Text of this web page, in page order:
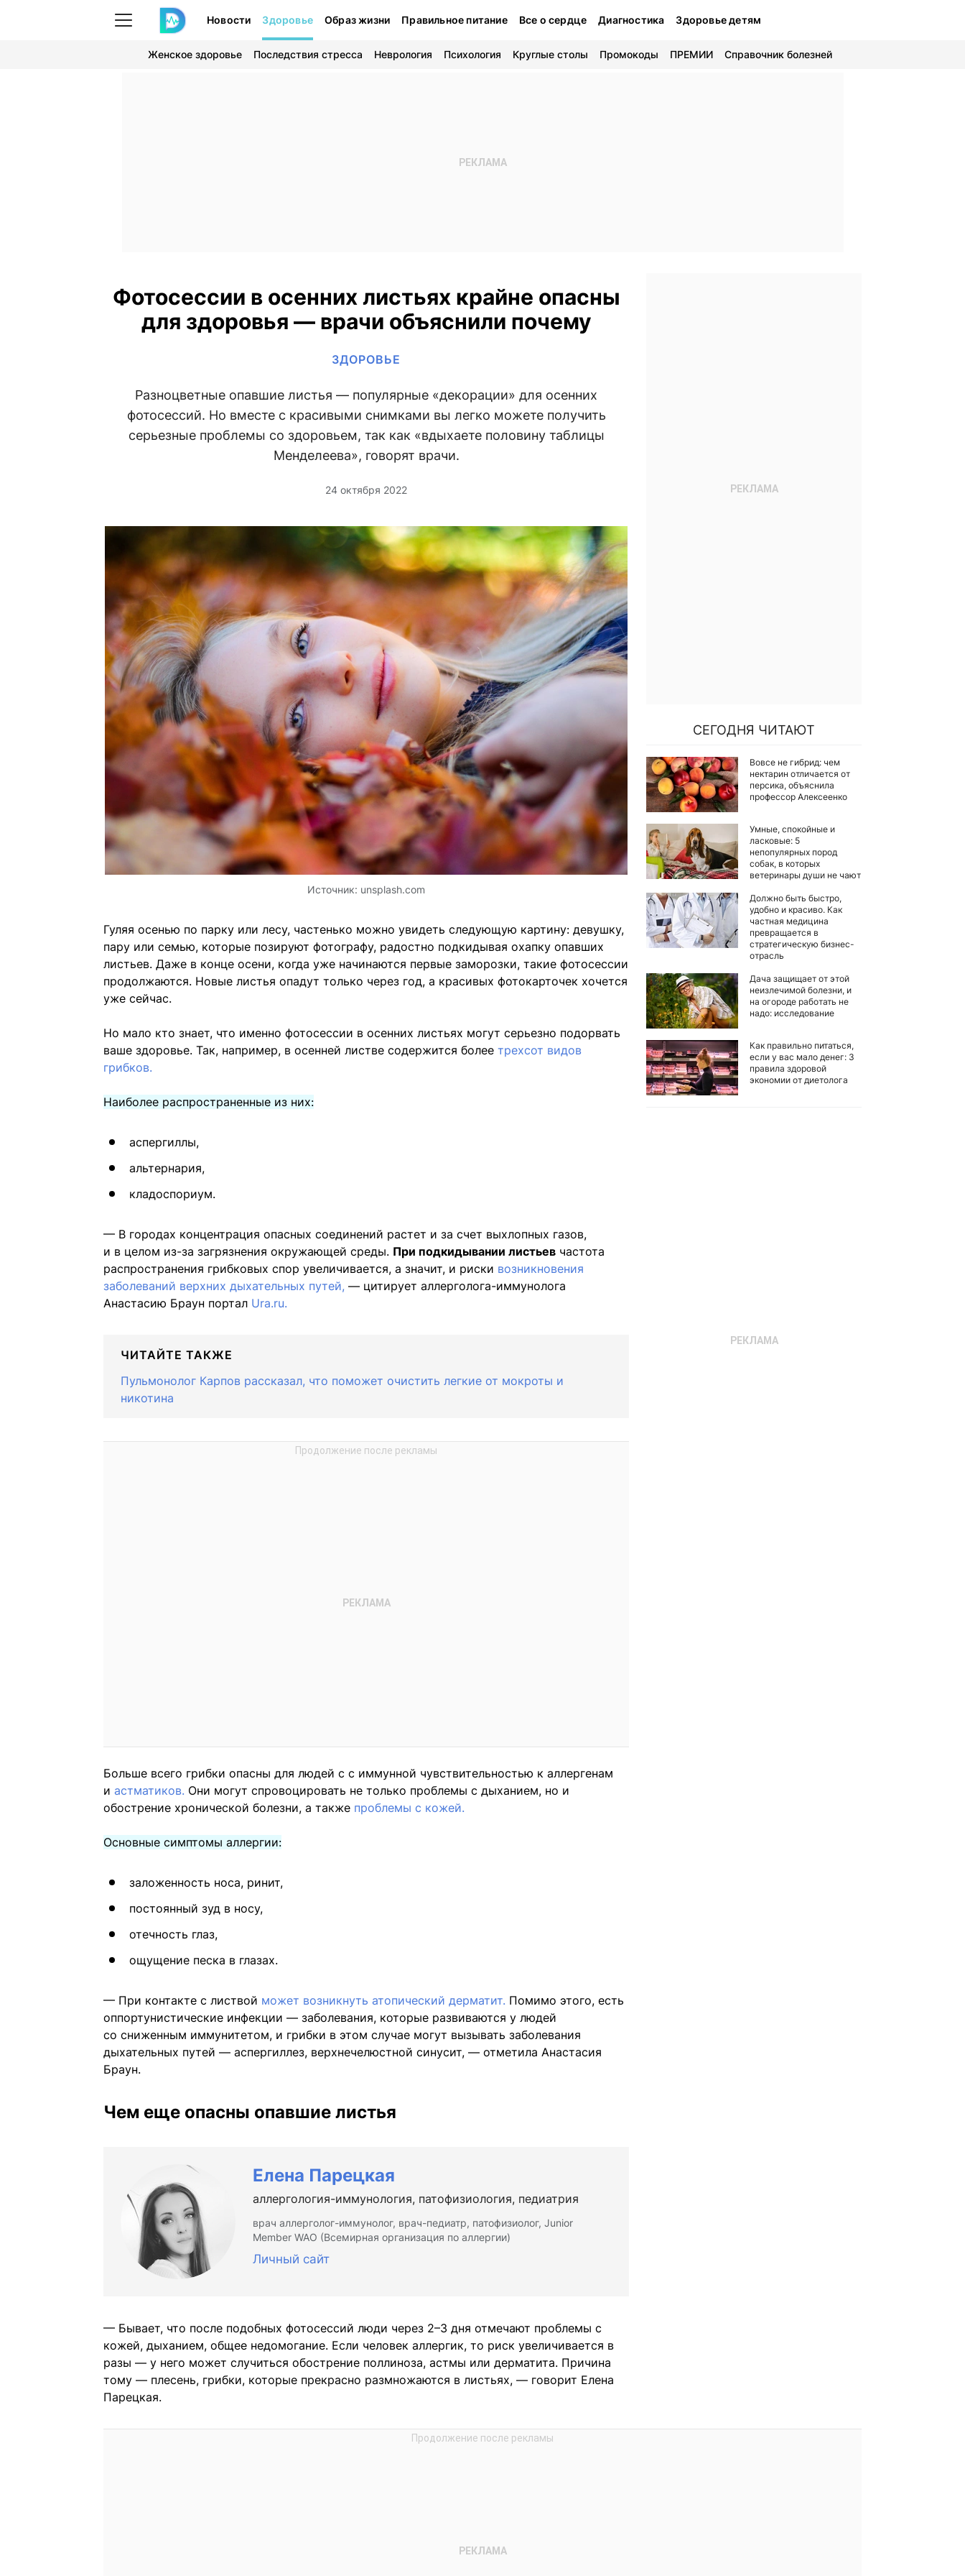
Новости Здоровье Образ жизни Правильное питание Все о сердце Диагностика Здоровье детям
Женское здоровье Последствия стресса Неврология Психология Круглые столы Промокоды ПРЕМИИ Справочник болезней
Фотосессии в осенних листьях крайне опасны
для здоровья — врачи объяснили почему
ЗДОРОВЬЕ
Разноцветные опавшие листья — популярные «декорации» для осенних
фотосессий. Но вместе с красивыми снимками вы легко можете получить
серьезные проблемы со здоровьем, так как «вдыхаете половину таблицы
Менделеева», говорят врачи.
24 октября 2022
Источник: unsplash.com
Гуляя осенью по парку или лесу, частенько можно увидеть следующую картину: девушку,
пару или семью, которые позируют фотографу, радостно подкидывая охапку опавших
листьев. Даже в конце осени, когда уже начинаются первые заморозки, такие фотосессии
продолжаются. Новые листья опадут только через год, а красивых фотокарточек хочется
уже сейчас.
Но мало кто знает, что именно фотосессии в осенних листьях могут серьезно подорвать
ваше здоровье. Так, например, в осенней листве содержится более трехсот видов
грибков.
Наиболее распространенные из них:
аспергиллы,
альтернария,
кладоспориум.
— В городах концентрация опасных соединений растет и за счет выхлопных газов,
и в целом из-за загрязнения окружающей среды. При подкидывании листьев частота
распространения грибковых спор увеличивается, а значит, и риски возникновения
заболеваний верхних дыхательных путей, — цитирует аллерголога-иммунолога
Анастасию Браун портал Ura.ru.
ЧИТАЙТЕ ТАКЖЕ
Пульмонолог Карпов рассказал, что поможет очистить легкие от мокроты и
никотина
Больше всего грибки опасны для людей с с иммунной чувствительностью к аллергенам
и астматиков. Они могут спровоцировать не только проблемы с дыханием, но и
обострение хронической болезни, а также проблемы с кожей.
Основные симптомы аллергии:
заложенность носа, ринит,
постоянный зуд в носу,
отечность глаз,
ощущение песка в глазах.
— При контакте с листвой может возникнуть атопический дерматит. Помимо этого, есть
оппортунистические инфекции — заболевания, которые развиваются у людей
со сниженным иммунитетом, и грибки в этом случае могут вызывать заболевания
дыхательных путей — аспергиллез, верхнечелюстной синусит, — отметила Анастасия
Браун.
Чем еще опасны опавшие листья
Елена Парецкая
аллергология-иммунология, патофизиология, педиатрия
врач аллерголог-иммунолог, врач-педиатр, патофизиолог, Junior
Member WAO (Всемирная организация по аллергии)
Личный сайт
— Бывает, что после подобных фотосессий люди через 2–3 дня отмечают проблемы с
кожей, дыханием, общее недомогание. Если человек аллергик, то риск увеличивается в
разы — у него может случиться обострение поллиноза, астмы или дерматита. Причина
тому — плесень, грибки, которые прекрасно размножаются в листьях, — говорит Елена
Парецкая.
СЕГОДНЯ ЧИТАЮТ
Вовсе не гибрид: чем
нектарин отличается от
персика, объяснила
профессор Алексеенко
Умные, спокойные и
ласковые: 5
непопулярных пород
собак, в которых
ветеринары души не чают
Должно быть быстро,
удобно и красиво. Как
частная медицина
превращается в
стратегическую бизнес-
отрасль
Дача защищает от этой
неизлечимой болезни, и
на огороде работать не
надо: исследование
Как правильно питаться,
если у вас мало денег: 3
правила здоровой
экономии от диетолога